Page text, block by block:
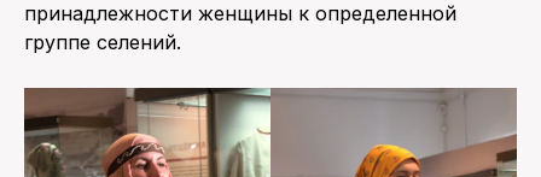
принадлежности женщины к определенной
группе селений.